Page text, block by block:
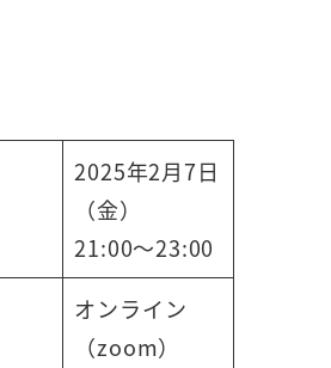
2025年2月7日
（金）
21:00～23:00
オンライン
（zoom）